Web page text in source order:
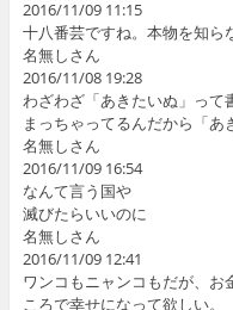
2016/11/09 11:15
十八番芸ですね。本物を知ら
名無しさん
2016/11/08 19:28
わざわざ「あきたいぬ」って
まっちゃってるんだから「あ
名無しさん
2016/11/09 16:54
なんて言う国や
滅びたらいいのに
名無しさん
2016/11/09 12:41
ワンコもニャンコもだが、お
ころで幸せになって欲しい。